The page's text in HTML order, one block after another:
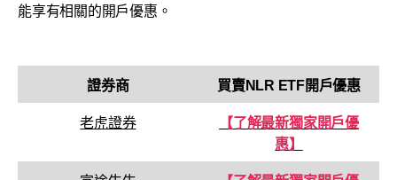
能享有相關的開戶優惠。
證券商 買賣 NLR ETF開戶優惠
老虎證券
【了解最新獨家開戶優
惠】